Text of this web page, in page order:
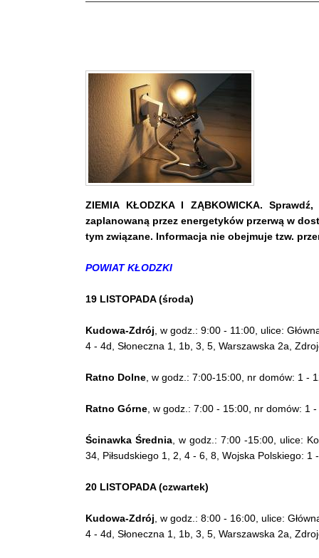
ZIEMIA KŁODZKA I ZĄBKOWICKA.
zaplanowaną przez energetyków przerwą w
tym związane. Informacja nie obejmuje tzw.
POWIAT KŁODZKI
19 LISTOPADA (środa)
Kudowa-Zdrój , w godz.: 9:00 - 11:00, ulice:
4 - 4d, Słoneczna 1, 1b, 3, 5, Warszawska 2a,
Ratno Dolne , w godz.: 7:00-15:00, nr domów: 1 -
Ratno Górne , w godz.: 7:00 - 15:00, nr domów: 1
Ścinawka Średnia, w godz.: 7:00 -15:00, ulice:
34, Piłsudskiego 1, 2, 4 - 6, 8, Wojska Polskiego:
20 LISTOPADA (czwartek)
Kudowa-Zdrój , w godz.: 8:00 - 16:00, ulice:
4 - 4d, Słoneczna 1, 1b, 3, 5, Warszawska 2a,